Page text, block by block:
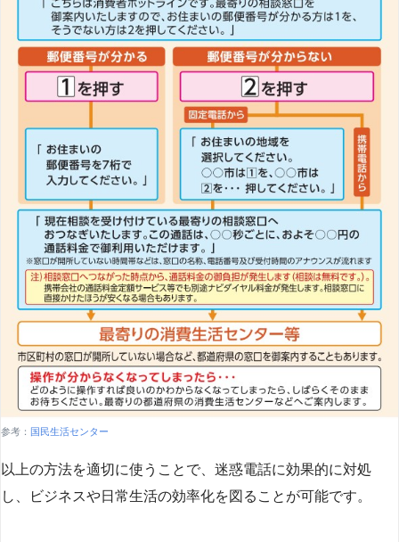
参考： 国民生活センター
以上の方法を適切に使うことで、迷惑電話に効果的に対処
し、ビジネスや日常生活の効率化を図ることが可能です。